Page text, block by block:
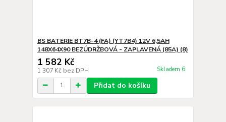
BS BATERIE BT7B-4 (FA) (YT7B4) 12V 6,5AH
148X64X90 BEZÚDRŽBOVÁ - ZAPLAVENÁ (85A) (8)
1 582 Kč
1 307 Kč bez DPH Skladem 6
Přidat do košíku